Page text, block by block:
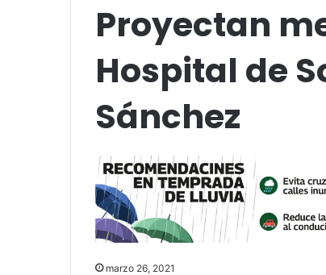
Proyectan
Hospital de
Sánchez
marzo 26, 2021